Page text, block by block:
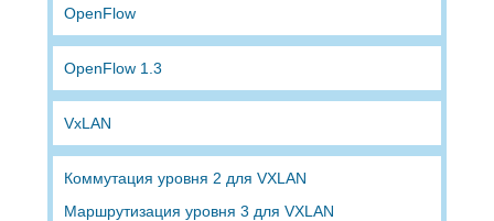
OpenFlow
OpenFlow 1.3
VxLAN
Коммутация уровня 2 для VXLAN
Маршрутизация уровня 3 для VXLAN